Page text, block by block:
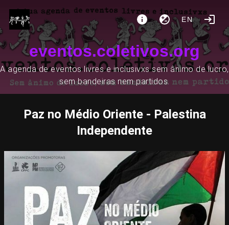
EN
eventos.coletivos.org
A agenda de eventos livres e inclusivxs sem ânimo de lucro,
sem bandeiras nem partidos.
Paz no Médio Oriente - Palestina
Independente